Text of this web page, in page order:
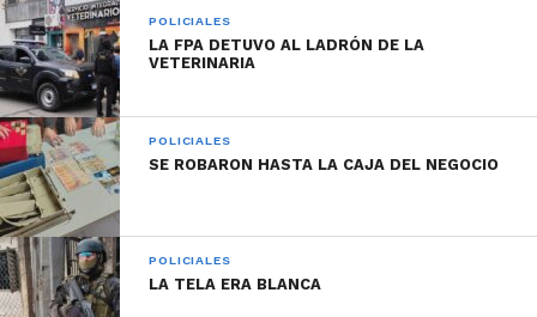
Ayer a la hora 19.10 en calle Cabo 1° Verón
esquina Durán de barrio los Robles
operativo, personal policial procedió al control y
posterior aprehensión de un joven de 29 años quien
se conducía en un vehículo Ford Fiesta. En el
POLICIALES
LA FPA DETUVO AL LADRÓN DE LA
VETERINARIA
POLICIALES
SE ROBARON HASTA LA CAJA DEL NEGOCIO
POLICIALES
LA TELA ERA BLANCA